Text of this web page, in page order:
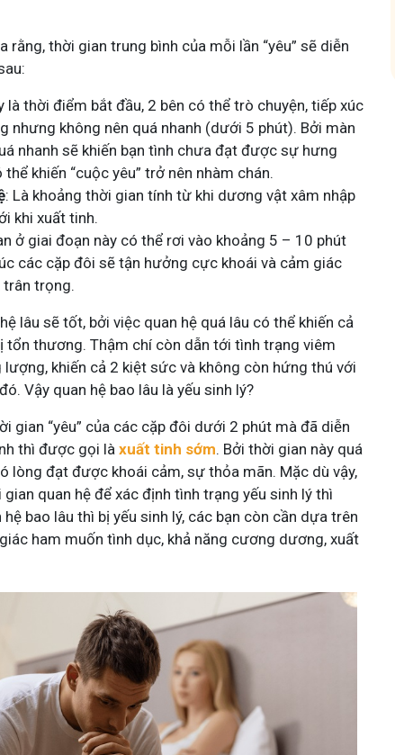
rằng, thời gian trung bình của mỗi lần “yêu” sẽ diễn
là thời điểm bắt đầu, 2 bên có thể trò chuyện, tiếp xúc
nhưng không nên quá nhanh (dưới 5 phút). Bởi màn
nhanh sẽ khiến bạn tình chưa đạt được sự hưng
thể khiến “cuộc yêu” trở nên nhàm chán.
: Là khoảng thời gian tính từ khi dương vật xâm nhập
khi xuất tinh.
ở giai đoạn này có thể rơi vào khoảng 5 – 10 phút
các cặp đôi sẽ tận hưởng cực khoái và cảm giác
trọng.
lâu sẽ tốt, bởi việc quan hệ quá lâu có thể khiến cả
tổn thương. Thậm chí còn dẫn tới tình trạng viêm
lượng, khiến cả 2 kiệt sức và không còn hứng thú với
Vậy quan hệ bao lâu là yếu sinh lý?
gian “yêu” của các cặp đôi dưới 2 phút mà đã diễn
thì được gọi làxuất tinh sớm. Bởi thời gian này quá
lòng đạt được khoái cảm, sự thỏa mãn. Mặc dù vậy,
quan hệ để xác định tình trạng yếu sinh lý thì
bao lâu thì bị yếu sinh lý, các bạn còn cần dựa trên
ham muốn tình dục, khả năng cương dương, xuất